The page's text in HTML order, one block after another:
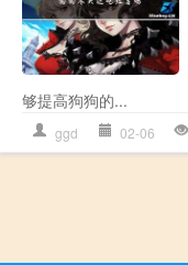
够提高狗狗的...
ggd 02-06